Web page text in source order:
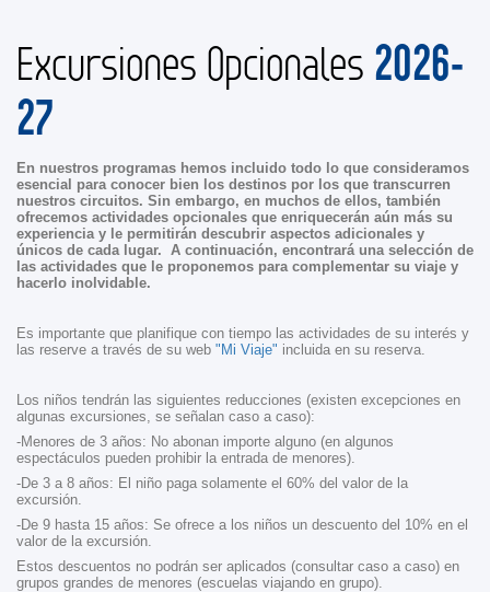
Excursiones Opcionales 2026-
27
En nuestros programas hemos incluido todo lo que consideramos
esencial para conocer bien los destinos por los que transcurren
nuestros circuitos. Sin embargo, en muchos de ellos, también
ofrecemos actividades opcionales que enriquecerán aún más su
experiencia y le permitirán descubrir aspectos adicionales y
únicos de cada lugar. A continuación, encontrará una selección de
las actividades que le proponemos para complementar su viaje y
hacerlo inolvidable.
Es importante que planifique con tiempo las actividades de su interés y
las reserve a través de su web "Mi Viaje" incluida en su reserva.
Los niños tendrán las siguientes reducciones (existen excepciones en
algunas excursiones, se señalan caso a caso):
-Menores de 3 años: No abonan importe alguno (en algunos
espectáculos pueden prohibir la entrada de menores).
-De 3 a 8 años: El niño paga solamente el 60% del valor de la
excursión.
-De 9 hasta 15 años: Se ofrece a los niños un descuento del 10% en el
valor de la excursión.
Estos descuentos no podrán ser aplicados (consultar caso a caso) en
grupos grandes de menores (escuelas viajando en grupo).